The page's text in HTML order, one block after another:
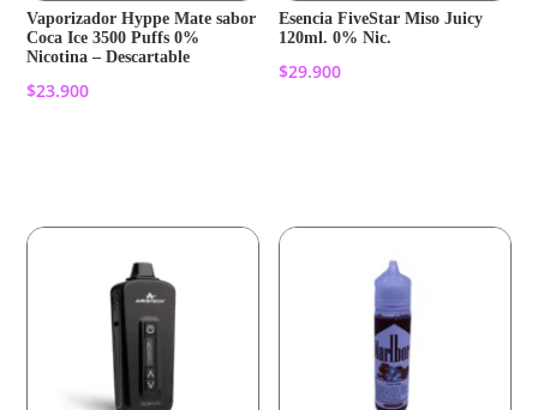
Vaporizador Hyppe Mate sabor
Coca Ice 3500 Puffs 0%
Nicotina – Descartable
$23.900
Esencia FiveStar Miso Juicy
120ml. 0% Nic.
$29.900